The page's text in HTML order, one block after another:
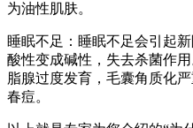
为油性肌肤。
睡眠不足：睡眠不足会引起
酸性变成碱性，失去杀菌作
脂腺过度发育，毛囊角质化
春痘。